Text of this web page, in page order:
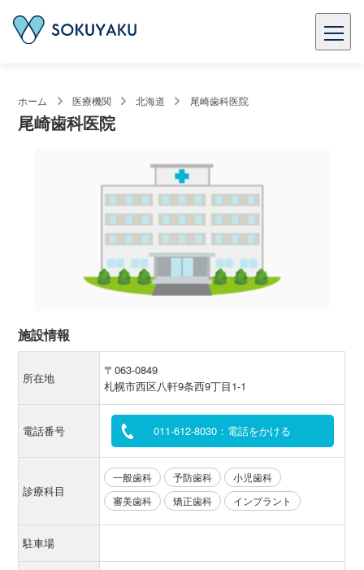
ホーム 医療機関 北海道 尾崎歯科医院
尾崎歯科医院
施設情報
所在地
〒063-0849
札幌市西区八軒9条西9丁目1-1
電話番号 011-612-8030：電話をかける
診療科目
一般歯科 予防歯科
小児歯科
審美歯科
矯正歯科 インプラント
駐車場